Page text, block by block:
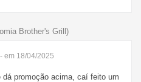
Brother's Grill)
- em 18/04/2025
promoção acima, caí feito um